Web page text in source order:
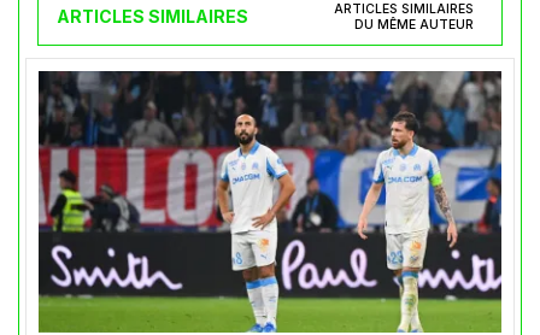
ARTICLES SIMILAIRES
ARTICLES SIMILAIRES
DU MÊME AUTEUR